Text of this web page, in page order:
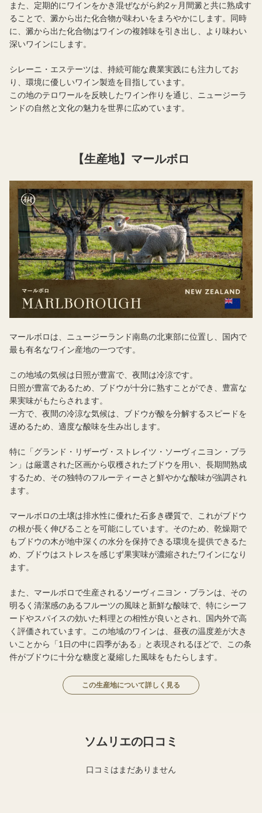
また、定期的にワインをかき混ぜながら約2ヶ月間澱と共に熟成す
ることで、澱から出た化合物が味わいをまろやかにします。同時
に、澱から出た化合物はワインの複雑味を引き出し、より味わい
深いワインにします。
シレーニ・エステーツは、持続可能な農業実践にも注力してお
り、環境に優しいワイン製造を目指しています。
この地のテロワールを反映したワイン作りを通じ、ニュージーラ
ンドの自然と文化の魅力を世界に広めています。
【生産地】マールボロ
マールボロは、ニュージーランド南島の北東部に位置し、国内で
最も有名なワイン産地の一つです。
この地域の気候は日照が豊富で、夜間は冷涼です。
日照が豊富であるため、ブドウが十分に熟すことができ、豊富な
果実味がもたらされます。
一方で、夜間の冷涼な気候は、ブドウが酸を分解するスピードを
遅めるため、適度な酸味を生み出します。
特に「グランド・リザーヴ・ストレイツ・ソーヴィニヨン・ブラ
ン」は厳選された区画から収穫されたブドウを用い、長期間熟成
するため、その独特のフルーティーさと鮮やかな酸味が強調され
ます。
マールボロの土壌は排水性に優れた石多き礫質で、これがブドウ
の根が長く伸びることを可能にしています。そのため、乾燥期で
もブドウの木が地中深くの水分を保持できる環境を提供できるた
め、ブドウはストレスを感じず果実味が濃縮されたワインになり
ます。
また、マールボロで生産されるソーヴィニヨン・ブランは、その
明るく清潔感のあるフルーツの風味と新鮮な酸味で、特にシーフ
ードやスパイスの効いた料理との相性が良いとされ、国内外で高
く評価されています。この地域のワインは、昼夜の温度差が大き
いことから「1日の中に四季がある」と表現されるほどで、この条
件がブドウに十分な糖度と凝縮した風味をもたらします。
この生産地について詳しく見る
ソムリエの口コミ
口コミはまだありません